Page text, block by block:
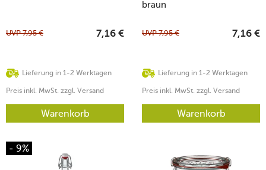
Lieferung in 1-2 Werktagen
UVP7,95 € 7,16 €
Preis inkl. MwSt. zzgl. Versand
Warenkorb
braun
Lieferung in 1-2 Werktagen
UVP7,95 € 7,16 €
Preis inkl. MwSt. zzgl. Versand
Warenkorb
- 9%